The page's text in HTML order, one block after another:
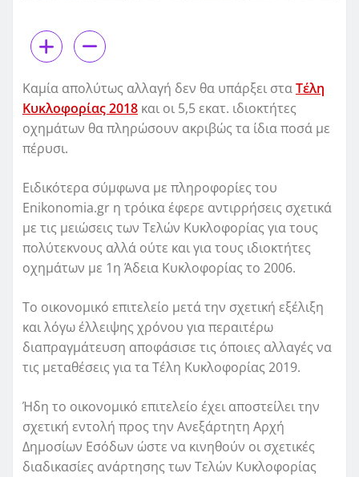
Καμία απολύτως αλλαγή δεν θα υπάρξει σταΤέλη
Κυκλοφορίας 2018 και οι 5,5 εκατ. ιδιοκτήτες
οχημάτων θα πληρώσουν ακριβώς τα ίδια ποσά με
πέρυσι.
Ειδικότερα σύμφωνα με πληροφορίες του
Enikonomia.gr η τρόικα έφερε αντιρρήσεις σχετικά
με τις μειώσεις των Τελών Κυκλοφορίας για τους
πολύτεκνους αλλά ούτε και για τους ιδιοκτήτες
οχημάτων με 1η Άδεια Κυκλοφορίας το 2006.
Το οικονομικό επιτελείο μετά την σχετική εξέλιξη
και λόγω έλλειψης χρόνου για περαιτέρω
διαπραγμάτευση αποφάσισε τις όποιες αλλαγές να
τις μεταθέσεις για τα Τέλη Κυκλοφορίας 2019.
Ήδη το οικονομικό επιτελείο έχει αποστείλει την
σχετική εντολή προς την Ανεξάρτητη Αρχή
Δημοσίων Εσόδων ώστε να κινηθούν οι σχετικές
διαδικασίες ανάρτησης των Τελών Κυκλοφορίας